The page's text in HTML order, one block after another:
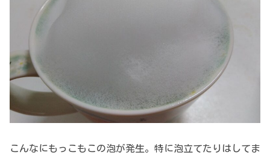
こんなにもっこもこの泡が発生。特に泡立てたりはしてま